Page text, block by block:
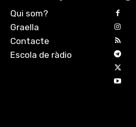
Qui som?
Graella
Contacte
Escola de ràdio